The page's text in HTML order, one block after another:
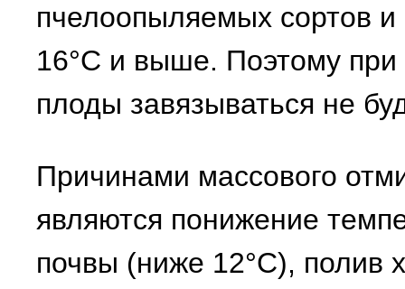
пчелоопыляемых сортов и
16°С и выше. Поэтому при
плоды завязываться не
Причинами массового
являются понижение
почвы (ниже 12°С), полив